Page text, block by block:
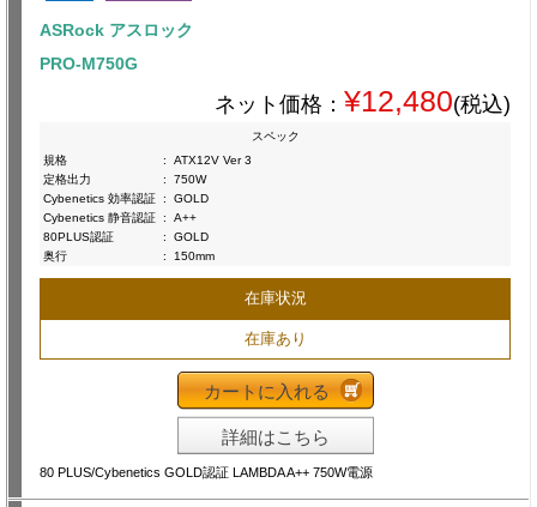
ASRock アスロック
PRO-M750G
ネット価格： ¥12,480(税込)
スペック
規格
:
ATX12V Ver 3
定格出力
:
750W
Cybenetics 効率認証 :
GOLD
Cybenetics 静音認証 :
A++
80PLUS認証
:
GOLD
奥行
: 150mm
在庫状況
在庫あり
カートに入れる
詳細はこちら
80 PLUS/Cybenetics GOLD認証 LAMBDA A++ 750W電源